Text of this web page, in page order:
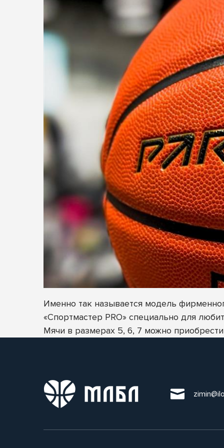
Именно так называется модель
«Спортмастер PRO» специально для
Мячи в размерах 5, 6, 7 можно приобрести